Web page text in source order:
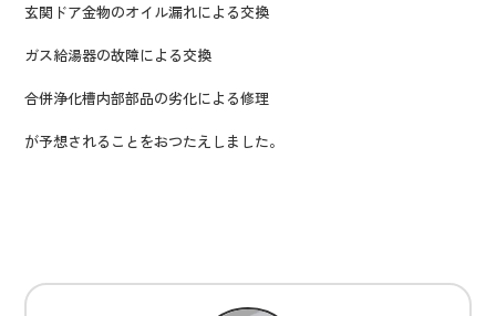
玄関ドア金物のオイル漏れによる交換
ガス給湯器の故障による交換
合併浄化槽内部部品の劣化による修理
が予想されることをおつたえしました。